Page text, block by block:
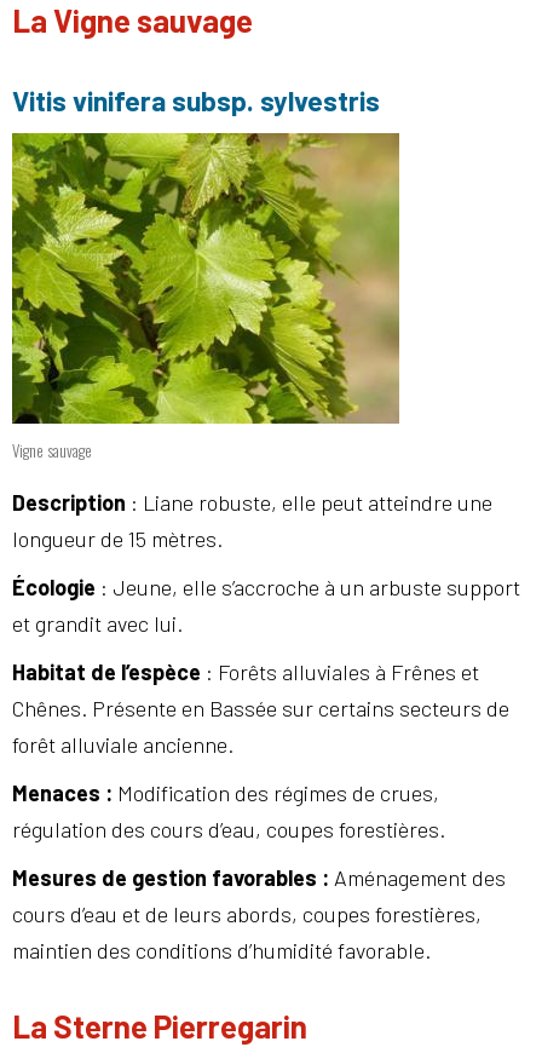
La Vigne sauvage
Vitis vinifera subsp. sylvestris
Vigne sauvage
Description : Liane robuste, elle peut atteindre une
longueur de 15 mètres.
Écologie : Jeune, elle s’accroche à un arbuste support
et grandit avec lui.
Habitat de l’espèce : Forêts alluviales à Frênes et
Chênes. Présente en Bassée sur certains secteurs de
forêt alluviale ancienne.
Menaces : Modification des régimes de crues,
régulation des cours d’eau, coupes forestières.
Mesures de gestion favorables : Aménagement des
cours d’eau et de leurs abords, coupes forestières,
maintien des conditions d’humidité favorable.
La Sterne Pierregarin